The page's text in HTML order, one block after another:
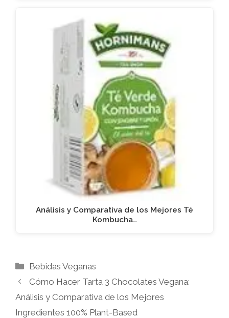
Análisis y Comparativa de los Mejores Té
Kombucha…
Categorías
Bebidas Veganas
Cómo Hacer Tarta 3 Chocolates Vegana:
Análisis y Comparativa de los Mejores
Ingredientes 100% Plant-Based